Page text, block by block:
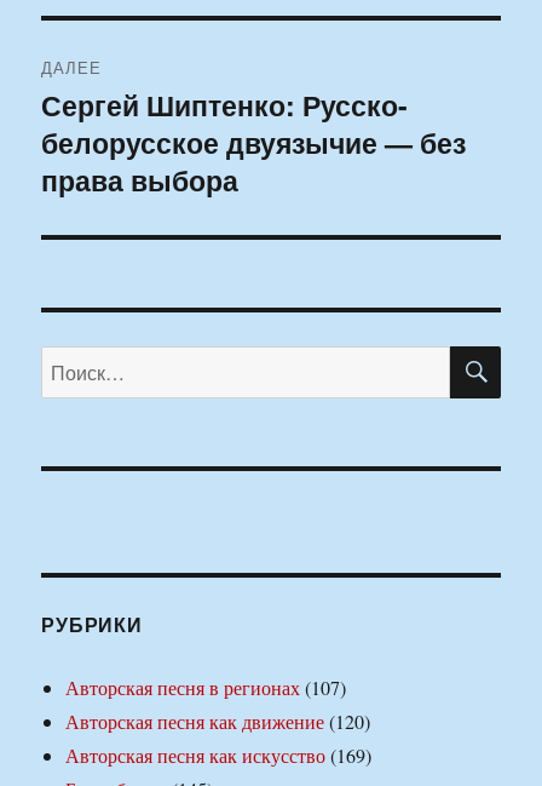
ДАЛЕЕ
Следующая
запись:
Сергей Шиптенко: Русско-
белорусское двуязычие — без
права выбора
Искать:
РУБРИКИ
Авторская песня в регионах(107)
Авторская песня как движение(120)
Авторская песня как искусство(169)